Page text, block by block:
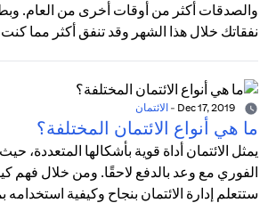
والصدقات أكثر من أوقات أخرى من العام.
نفقاتك خلال هذا الشهر وقد تنفق أكثر مما
- الائتمان
ما هي أنواع الائتمان المختلفة؟
يمثل الائتمان أداة قوية بأشكالها المتعددة،
الفوري مع وعد بالدفع لاحقًا. ومن خلال فهم
ستتعلم إدارة الائتمان بنجاح وكيفية استخدامه